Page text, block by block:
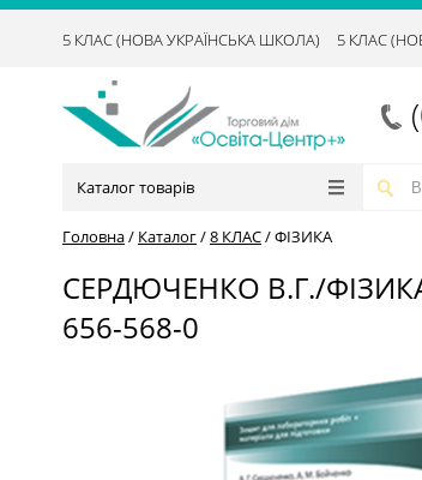
5 КЛАС (НОВА УКРАЇНСЬКА ШКОЛА) 5 КЛАС
Каталог товарів
Головна/ Каталог/8 КЛАС/ФІЗИКА
СЕРДЮЧЕНКО В.Г./
656-568-0